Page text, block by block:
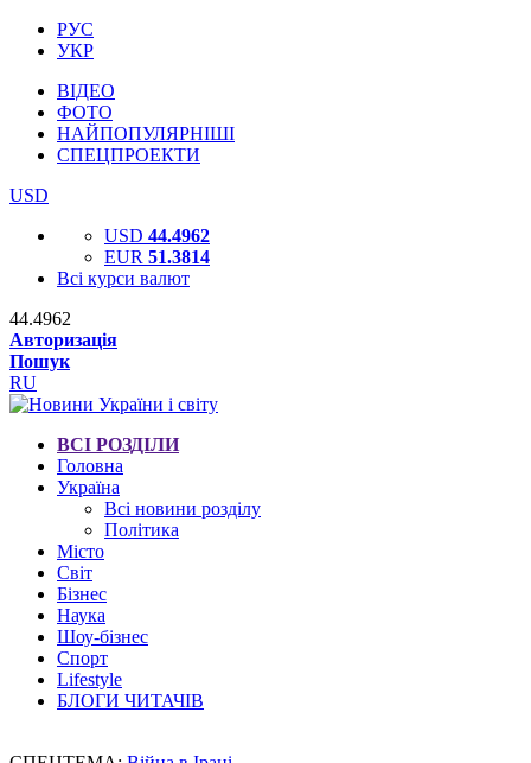
РУС
УКР
ВІДЕО
ФОТО
НАЙПОПУЛЯРНІШІ
СПЕЦПРОЕКТИ
USD
USD 44.4962
EUR 51.3814
Всі курси валют
44.4962
Авторизація
Пошук
RU
ВСІ РОЗДІЛИ
Головна
Україна
Всі новини розділу
Політика
Місто
Світ
Бізнес
Наука
Шоу-бізнес
Спорт
Lifestyle
БЛОГИ ЧИТАЧІВ